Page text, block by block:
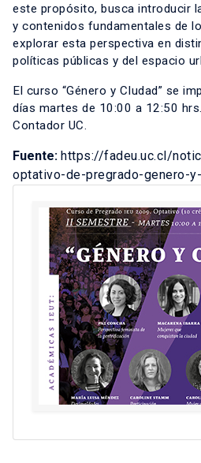
este propósito, busca introducir
y contenidos fundamentales de
explorar esta perspectiva en
políticas públicas y del espacio
El curso “Género y CIudad” se
días martes de 10:00 a 12:50
Contador UC.
Fuente: https://fadeu.uc.cl/
optativo-de-pregrado-genero-